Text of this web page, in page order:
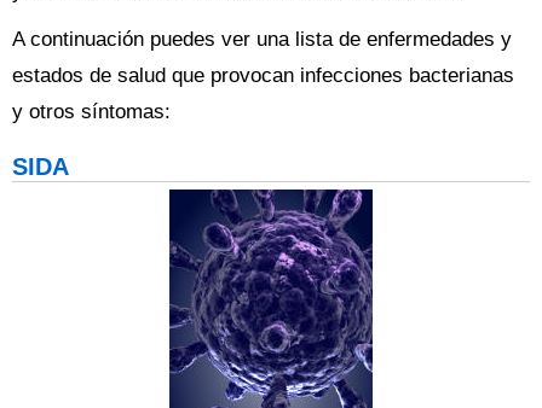
A continuación puedes ver una lista de enfermedades y
estados de salud que provocan infecciones bacterianas
y otros síntomas:
SIDA